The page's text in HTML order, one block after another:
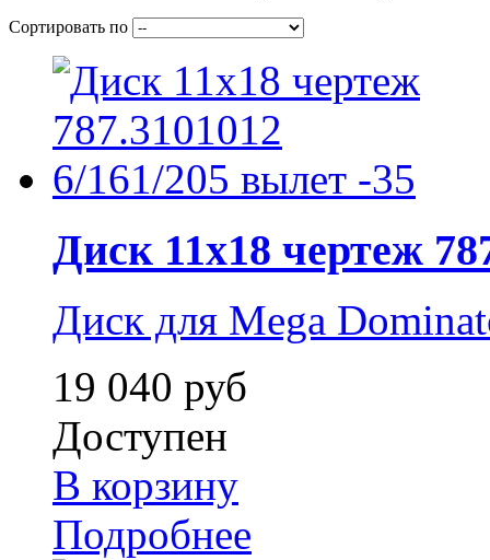
Сортировать по
Диск 11x18 чертеж
Диск для Mega
19 040 руб
Доступен
В корзину
Подробнее